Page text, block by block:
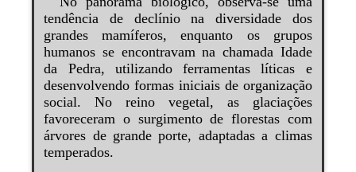
tendência de declínio na diversidade dos
grandes mamíferos, enquanto os grupos
humanos se encontravam na chamada Idade
da Pedra, utilizando ferramentas líticas e
desenvolvendo formas iniciais de organização
social. No reino vegetal, as glaciações
favoreceram o surgimento de florestas com
árvores de grande porte, adaptadas a climas
temperados.